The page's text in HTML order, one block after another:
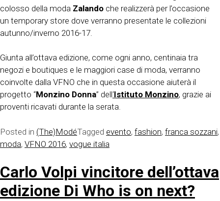
colosso della moda Zalando che realizzerà per l’occasione
un temporary store dove verranno presentate le collezioni
autunno/inverno 2016-17.
Giunta all’ottava edizione, come ogni anno, centinaia tra
negozi e boutiques e le maggiori case di moda, verranno
coinvolte dalla VFNO che in questa occasione aiuterà il
progetto “Monzino Donna” dell‘Istituto Monzino, grazie ai
proventi ricavati durante la serata.
Posted in (The)ModéTagged evento, fashion, franca sozzani,
moda, VFNO 2016, vogue italia
Carlo Volpi vincitore dell’ottava
edizione Di Who is on next?